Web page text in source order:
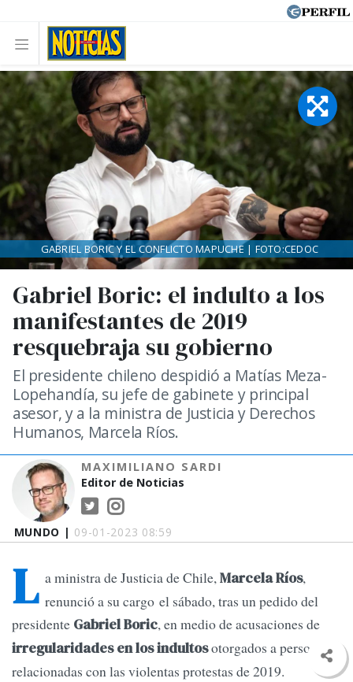
MUNDO | 09-01-2023 08:59
Gabriel Boric: el indulto a los
manifestantes de 2019
resquebraja su gobierno
El presidente chileno despidió a Matías Meza-
Lopehandía, su jefe de gabinete y principal
asesor, y a la ministra de Justicia y Derechos
Humanos, Marcela Ríos.
MAXIMILIANO SARDI
Editor de Noticias
GABRIEL BORIC Y EL CONFLICTO MAPUCHE | FOTO:CEDOC
L a ministra de Justicia de Chile,Marcela Ríos,
renunció a su cargo el sábado, tras un pedido del
presidente Gabriel Boric, en medio de acusaciones de
irregularidades en los indultosotorgados a personas
relacionadas con las violentas protestas de 2019.